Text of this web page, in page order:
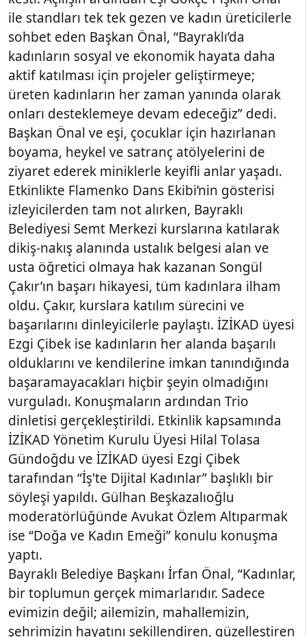
ile standları tek tek gezen ve kadın üreticilerle
sohbet eden Başkan Önal, “Bayraklı’da
kadınların sosyal ve ekonomik hayata daha
aktif katılması için projeler geliştirmeye;
üreten kadınların her zaman yanında olarak
onları desteklemeye devam edeceğiz” dedi.
Başkan Önal ve eşi, çocuklar için hazırlanan
boyama, heykel ve satranç atölyelerini de
ziyaret ederek miniklerle keyifli anlar yaşadı.
Etkinlikte Flamenko Dans Ekibi’nin gösterisi
izleyicilerden tam not alırken, Bayraklı
Belediyesi Semt Merkezi kurslarına katılarak
dikiş-nakış alanında ustalık belgesi alan ve
usta öğretici olmaya hak kazanan Songül
Çakır’ın başarı hikayesi, tüm kadınlara ilham
oldu. Çakır, kurslara katılım sürecini ve
başarılarını dinleyicilerle paylaştı. İZİKAD üyesi
Ezgi Çibek ise kadınların her alanda başarılı
olduklarını ve kendilerine imkan tanındığında
başaramayacakları hiçbir şeyin olmadığını
vurguladı. Konuşmaların ardından Trio
dinletisi gerçekleştirildi. Etkinlik kapsamında
İZİKAD Yönetim Kurulu Üyesi Hilal Tolasa
Gündoğdu ve İZİKAD üyesi Ezgi Çibek
tarafından “İş'te Dijital Kadınlar” başlıklı bir
söyleşi yapıldı. Gülhan Beşkazalıoğlu
moderatörlüğünde Avukat Özlem Altıparmak
ise “Doğa ve Kadın Emeği” konulu konuşma
yaptı.
Bayraklı Belediye Başkanı İrfan Önal, “Kadınlar,
bir toplumun gerçek mimarlarıdır. Sadece
evimizin değil; ailemizin, mahallemizin,
şehrimizin hayatını şekillendiren, güzelleştiren